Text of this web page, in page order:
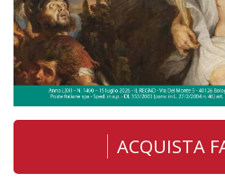
ACQUISTA